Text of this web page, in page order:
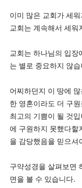
이미 많은 교회가 세
교회는 계속해서 세워
교회는 하나님의 입장
는 별로 중요하지 않습
어찌하던지 이 땅에
한 영혼이라도 더 구
최고의 기쁨이 될 것
에 구원하지 못했다할
을 감당했음을 믿으셔
구약성경을 살펴보면
면을 볼 수 있습니다.